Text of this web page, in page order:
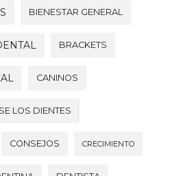
BIENESTAR GENERAL
BRACKETS
CANINOS
LOS DIENTES
CONSEJOS CRECIMIENTO